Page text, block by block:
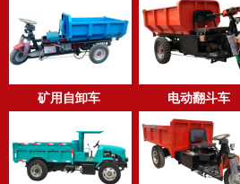
矿用自卸车 电动翻斗车